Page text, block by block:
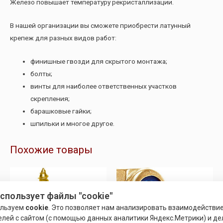
Железо повышает температуру рекристаллизации.
В нашей организации вы сможете приобрести латунный
крепеж для разных видов работ:
финишные гвозди для скрытого монтажа;
болты;
винты для наиболее ответственных участков
скрепления;
барашковые гайки;
шпильки и многое другое.
Похожие товары
файлы "cookie"
cookie . Это позволяет нам анализировать
с сайтом (с помощью данных аналитики Яндекс.Метрики) и